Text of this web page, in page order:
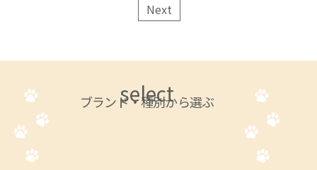
Next
select
ブランド・種別から選ぶ